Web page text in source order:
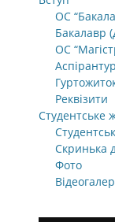
ОС
Бакалавр
ОС
Реквізити
Студентське
Скринька
Фото